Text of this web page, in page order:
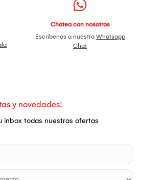
Chatea con nosotros
Escríbenos a nuestro Whatsapp
Chat
y novedades!
inbox todas nuestras ofertas